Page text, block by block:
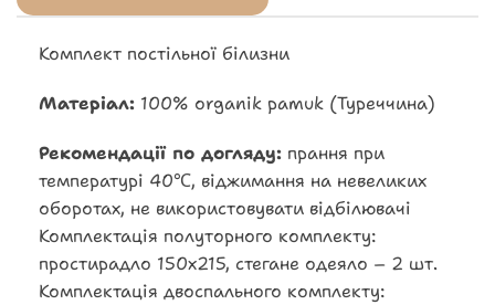
Комплект постільної білизни
Матеріал: 100% organik pamuk (Туреччина)
Рекомендації по догляду: прання при
температурі 40℃, віджимання на невеликих
оборотах, не використовувати відбілювачі
Комплектація полуторного комплекту:
простирадло 150х215, стегане одеяло – 2 шт.
Комплектація двоспального комплекту: